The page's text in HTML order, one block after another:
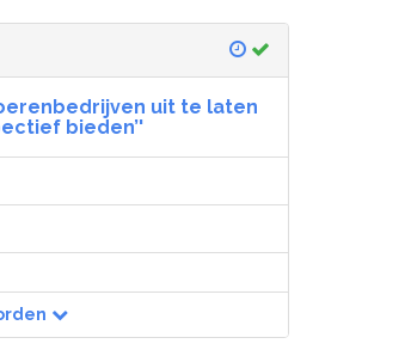
uit te laten
bieden’'